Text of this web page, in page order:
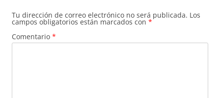
Tu dirección de correo electrónico no será publicada. Los
campos obligatorios están marcados con *
Comentario *